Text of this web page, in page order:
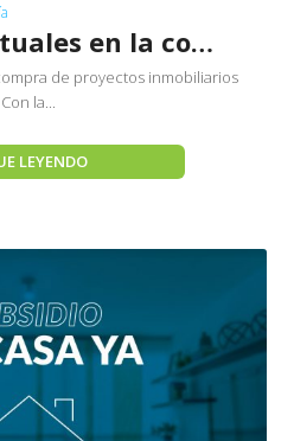
Tendencias virtuales en la compra de proyectos inmobiliarios
de proyectos inmobiliarios
Con la...
LEYENDO